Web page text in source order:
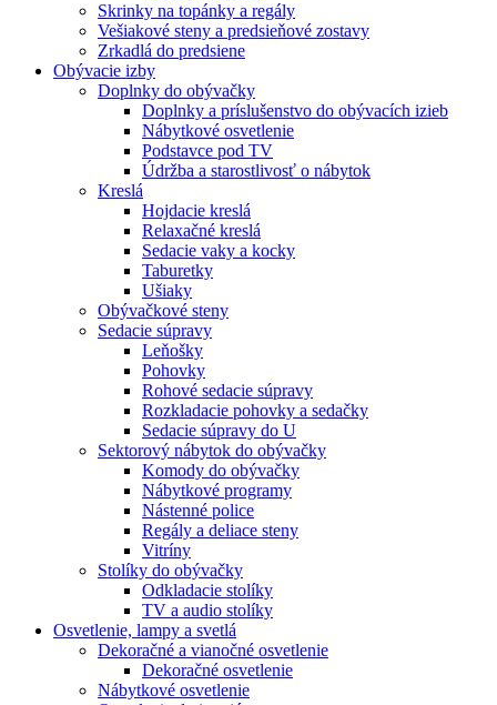
Skrinky na topánky a regály
Vešiakové steny a predsieňové zostavy
Zrkadlá do predsiene
Obývacie izby
Doplnky do obývačky
Doplnky a príslušenstvo do obývacích izieb
Nábytkové osvetlenie
Podstavce pod TV
Údržba a starostlivosť o nábytok
Kreslá
Hojdacie kreslá
Relaxačné kreslá
Sedacie vaky a kocky
Taburetky
Ušiaky
Obývačkové steny
Sedacie súpravy
Leňošky
Pohovky
Rohové sedacie súpravy
Rozkladacie pohovky a sedačky
Sedacie súpravy do U
Sektorový nábytok do obývačky
Komody do obývačky
Nábytkové programy
Nástenné police
Regály a deliace steny
Vitríny
Stolíky do obývačky
Odkladacie stolíky
TV a audio stolíky
Osvetlenie, lampy a svetlá
Dekoračné a vianočné osvetlenie
Dekoračné osvetlenie
Nábytkové osvetlenie